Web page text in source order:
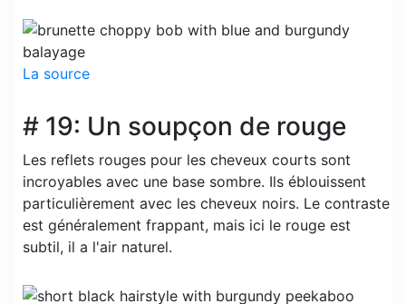
La source
# 19: Un soupçon de rouge
Les reflets rouges pour les cheveux courts sont
incroyables avec une base sombre. Ils éblouissent
particulièrement avec les cheveux noirs. Le contraste
est généralement frappant, mais ici le rouge est
subtil, il a l'air naturel.